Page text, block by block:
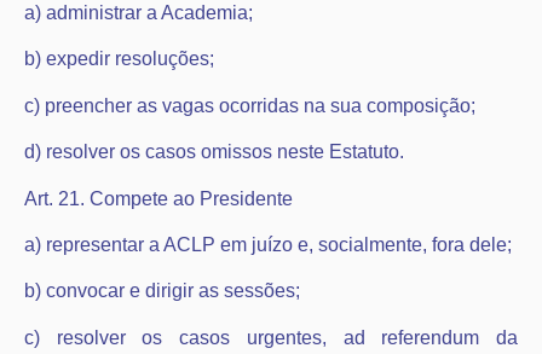
a) administrar a Academia;
b) expedir resoluções;
c) preencher as vagas ocorridas na sua composição;
d) resolver os casos omissos neste Estatuto.
Art. 21. Compete ao Presidente
a) representar a ACLP em juízo e, socialmente, fora dele;
b) convocar e dirigir as sessões;
c) resolver os casos urgentes, ad referendum da